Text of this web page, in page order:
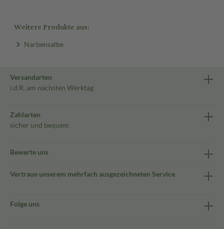
Weitere Produkte aus:
Narbensalbe
Versandarten
i.d.R. am nächsten Werktag
Zahlarten
sicher und bequem
Bewerte uns
Vertraue unserem mehrfach ausgezeichneten Service
Folge uns